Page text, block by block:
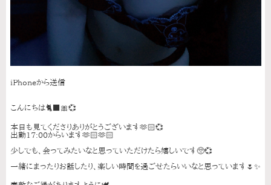
iPhoneから送信
こんにちは🐈‍⬛🎀💞
本日も見てくださりありがとうございます🫶🏻💞
出勤17:00からいます🫶🏻🫶🏻
少しでも、会ってみたいなと思っていただけたら嬉しいです🥺💞
一緒にまったりお話したり、楽しい時間を過ごせたらいいなと思っています🌷✨